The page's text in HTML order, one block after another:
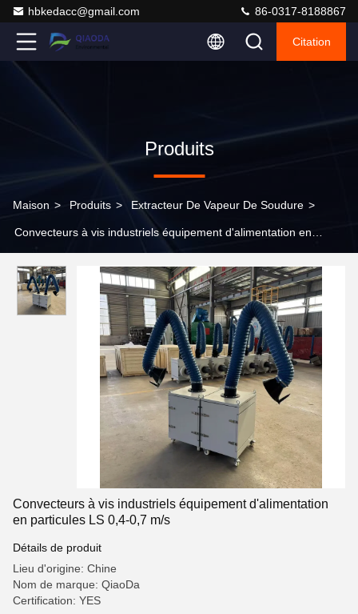
hbkedacc@gmail.com 86-0317-8188867
Citation
Produits
Maison > Produits > Extracteur De Vapeur De Soudure >
Convecteurs à vis industriels équipement d'alimentation en
Convecteurs à vis industriels équipement d'alimentation
en particules LS 0,4-0,7 m/s
Détails de produit
Lieu d'origine: Chine
Nom de marque: QiaoDa
Certification: YES